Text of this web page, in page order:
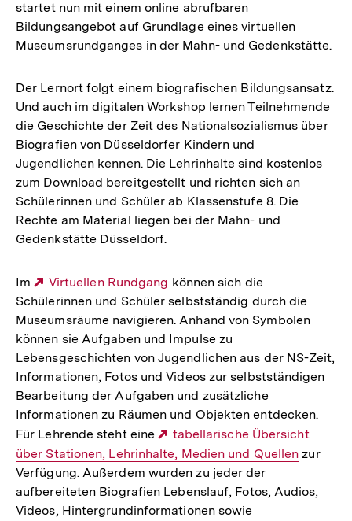
startet nun mit einem online abrufbaren
Bildungsangebot auf Grundlage eines virtuellen
Museumsrundganges in der Mahn- und Gedenkstätte.
Der Lernort folgt einem biografischen Bildungsansatz.
Und auch im digitalen Workshop lernen Teilnehmende
die Geschichte der Zeit des Nationalsozialismus über
Biografien von Düsseldorfer Kindern und
Jugendlichen kennen. Die Lehrinhalte sind kostenlos
zum Download bereitgestellt und richten sich an
Schülerinnen und Schüler ab Klassenstufe 8. Die
Rechte am Material liegen bei der Mahn- und
Gedenkstätte Düsseldorf.
Im
Externer
Link:
Virtuellen Rundgang können sich die
Schülerinnen und Schüler selbstständig durch die
Museumsräume navigieren. Anhand von Symbolen
können sie Aufgaben und Impulse zu
Lebensgeschichten von Jugendlichen aus der NS-Zeit,
Informationen, Fotos und Videos zur selbstständigen
Bearbeitung der Aufgaben und zusätzliche
Informationen zu Räumen und Objekten entdecken.
Für Lehrende steht eine
Externer
Link:
tabellarische Übersicht
über Stationen, Lehrinhalte, Medien und Quellen zur
Verfügung. Außerdem wurden zu jeder der
aufbereiteten Biografien Lebenslauf, Fotos, Audios,
Videos, Hintergrundinformationen sowie